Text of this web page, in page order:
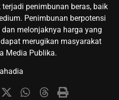
penimbunan beras, baik
Penimbunan berpotensi
melonjaknya harga yang
merugikan masyarakat
Media Publika.